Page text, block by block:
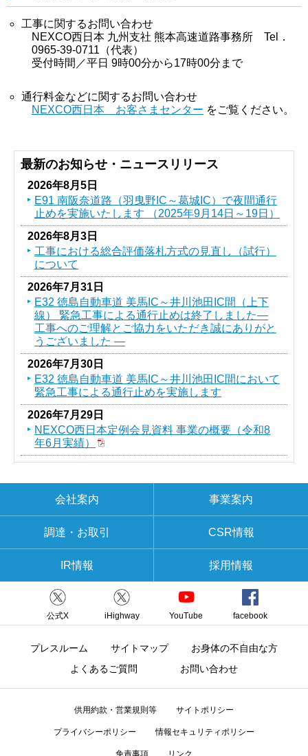
工事に関するお問い合わせ
NEXCO西日本 九州支社 熊本高速道路事務所 Tel．
0965-39-0711（代表）
受付時間／平日 9時00分から17時00分まで
通行料金などに関するお問い合わせ
NEXCO西日本 お客さまセンター をご覧ください。
最新のお知らせ・ニュースリリース
2026年8月5日
E91 南阪奈道路（羽曳野IC～葛󠄀城IC）で夜間通行
止めを実施いたします （2025年9月14日～19日）
2026年8月3日
工事における総合評価落札方式の見直し（試行）
について
2026年7月31日
E32 徳島自動車道 美馬IC～井川池田IC間（上下
線） 緊急工事による通行止めは終了しました―
工事へのご理解とご協力をいただき誠にありがと
うございました ―
2026年7月30日
E32 徳島自動車道 美馬IC～井川池田IC間において
緊急工事による通行止めを実施します
2026年7月29日
NEXCO西日本定例会見資料 事業の概要（令和8
年6月実績）
会社案内 事業案内
調達・お取引 CSR情報
IR情報 採用情報
公式X iHighway YouTube facebook
プレスルーム サイトマップ
お身体の不自由な方
よくあるご質問
お問い合わせ
供用約款・営業規則等 サイトポリシー
プライバシーポリシー 情報セキュリティポリシー
免責事項 リンク